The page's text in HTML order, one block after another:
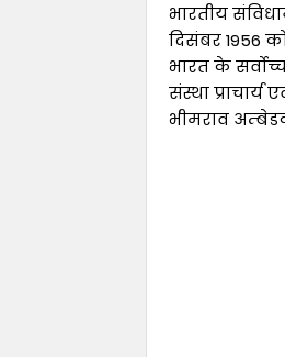
भारतीय
दिसंबर 1956
भारत के
संस्था
भीमराव